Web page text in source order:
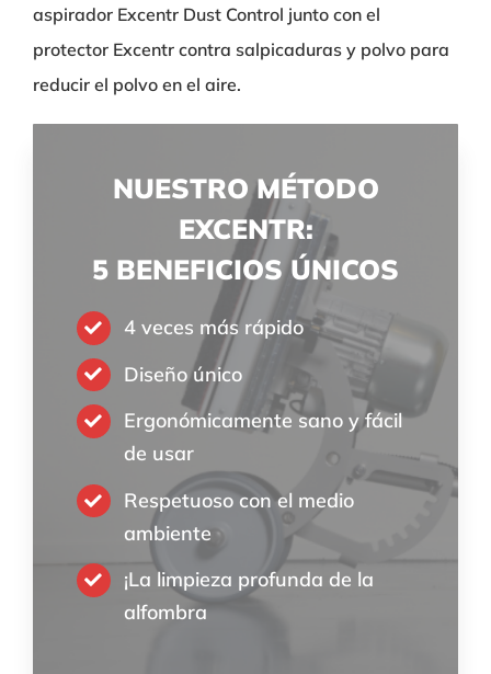
aspirador Excentr Dust Control junto con el
protector Excentr contra salpicaduras y polvo para
reducir el polvo en el aire.
NUESTRO MÉTODO
EXCENTR:
5 BENEFICIOS ÚNICOS
4 veces más rápido
Diseño único
Ergonómicamente sano y fácil
de usar
Respetuoso con el medio
ambiente
¡La limpieza profunda de la
alfombra